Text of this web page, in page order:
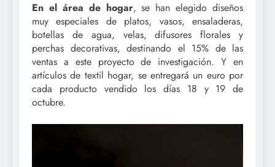
En el área de hogar, se han elegido diseños
muy especiales de platos, vasos, ensaladeras,
botellas de agua, velas, difusores florales y
perchas decorativas, destinando el 15% de las
ventas a este proyecto de investigación. Y en
artículos de textil hogar, se entregará un euro por
cada producto vendido los días 18 y 19 de
octubre.